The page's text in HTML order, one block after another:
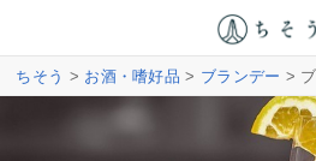
ちそう > お酒・嗜好品 > ブランデー >